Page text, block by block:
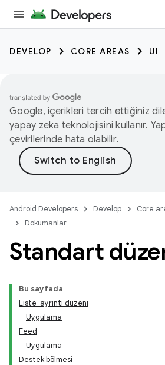
DEVELOP CORE AREAS UI
Google, içerikleri tercih ettiğiniz
yapay zeka teknolojisini kullanır.
çevirilerinde hata olabilir.
Android Developers Develop Core
Dokümanlar
Standart
Bu sayfada
Liste-ayrıntı düzeni
Uygulama
Feed
Uygulama
Destek bölmesi